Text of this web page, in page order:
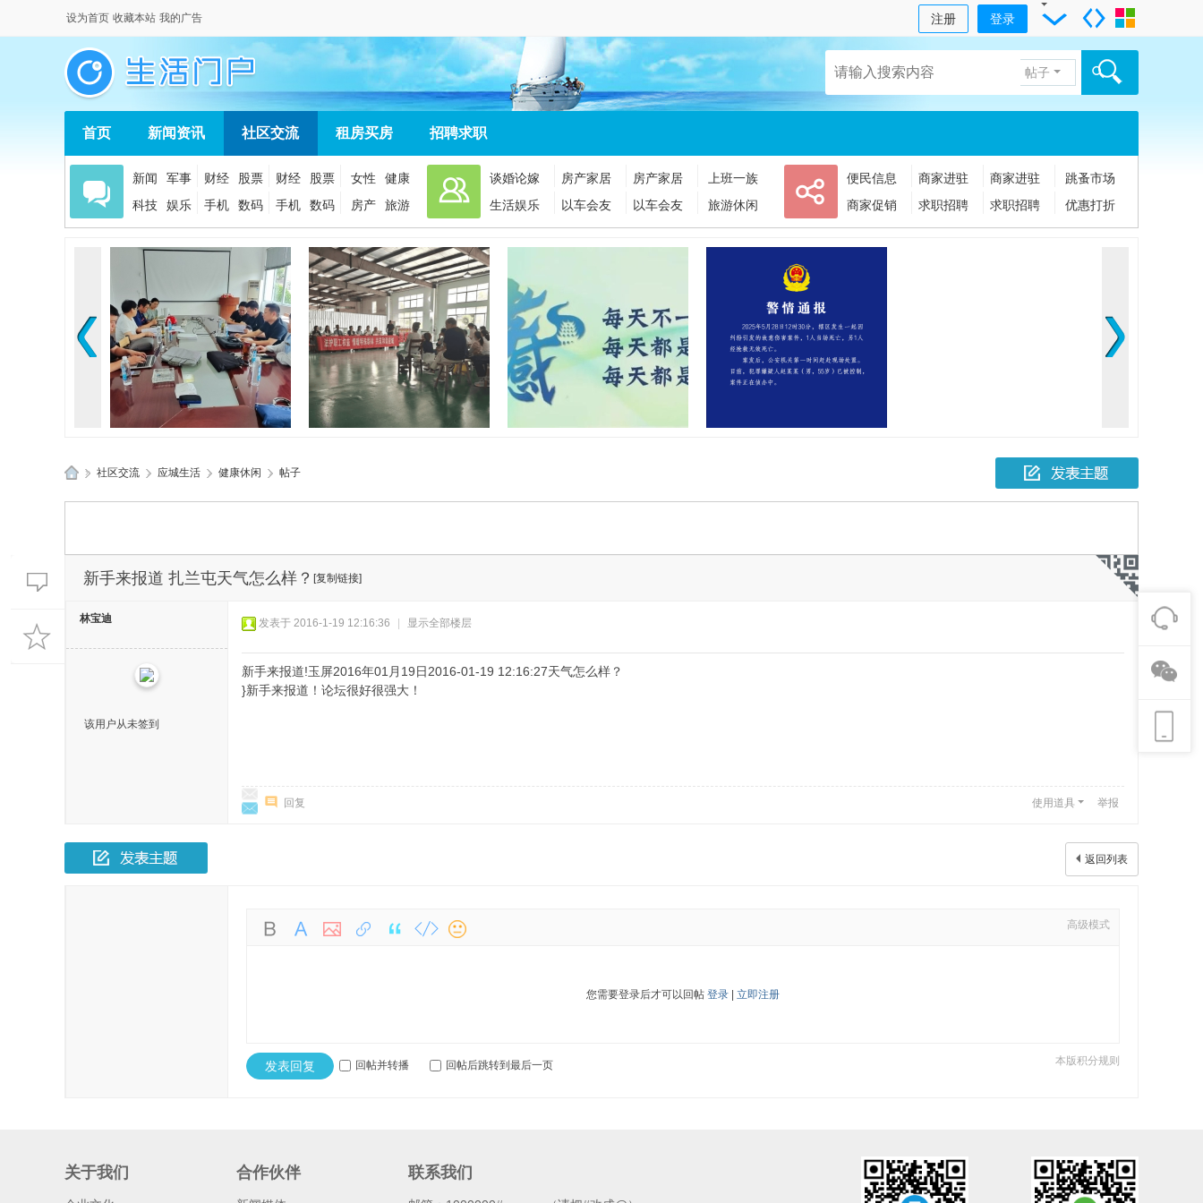
设为首页 收藏本站 我的广告 注册 登录
帖子
首页 新闻资讯 社区交流 租房买房 招聘求职
新闻 军事 财经 股票 财经 股票 女性
健康
科技
娱乐 手机 数码 手机 数码 房产 旅游
谈婚论嫁 房产家居 房产家居
上班一族
生活娱乐
以车会友 以车会友 旅游休闲
便民信息 商家进驻 商家进驻
跳蚤市场
商家促销
求职招聘 求职招聘 优惠打折
孝感应城两地应急管理部门精
应
» 社区交流 › 应城生活 › 健康休闲 › 帖子
新手来报道 扎兰屯天气怎么样？ [复制链接]
林宝迪
该用户从未签到
发表于 2016-1-19 12:16:36 显示全部楼层
新手来报道!玉屏2016年01月19日2016-01-19 12:16:27天气怎么样？
}新手来报道！论坛很好很强大！
回复 使用道具 举报
返回列表
高级模式
您需要登录后才可以回帖 登录 立即注册
本版积分规则
发表回复 回帖并转播 回帖后跳转到最后一页
关于我们 合作伙伴 联系我们